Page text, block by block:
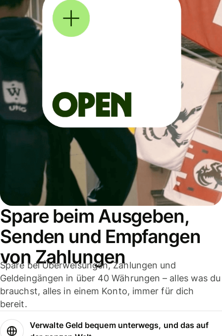
Spare beim Ausgeben,
Senden und Empfangen
von Zahlungen
Spare bei Überweisungen, Zahlungen und
Geldeingängen in über 40 Währungen – alles was du
brauchst, alles in einem Konto, immer für dich
bereit.
Verwalte Geld bequem unterwegs, und das auf